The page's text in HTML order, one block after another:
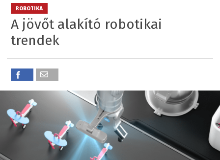
ROBOTIKA
A jövőt alakító robotikai
trendek